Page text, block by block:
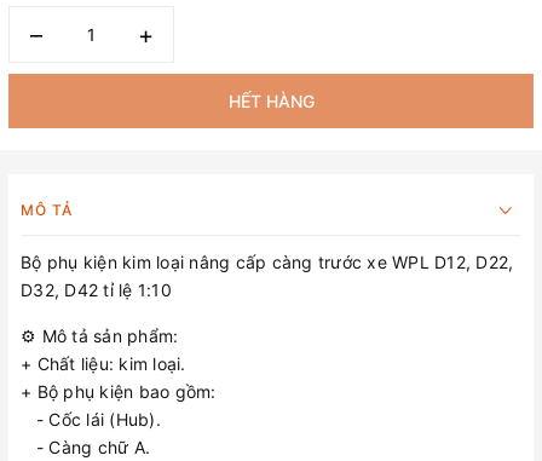
– +
HẾT HÀNG
MÔ TẢ
Bộ phụ kiện kim loại nâng cấp càng trước xe WPL D12, D22,
D32, D42 tỉ lệ 1:10
⚙️ Mô tả sản phẩm:
+ Chất liệu: kim loại.
+ Bộ phụ kiện bao gồm:
- Cốc lái (Hub).
- Càng chữ A.